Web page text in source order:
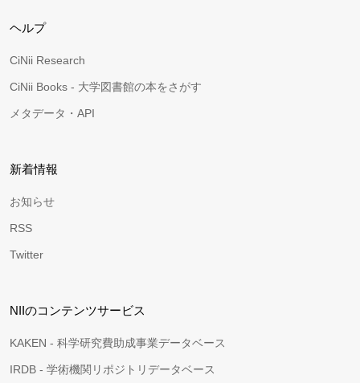
ヘルプ
CiNii Research
CiNii Books - 大学図書館の本をさがす
メタデータ・API
新着情報
お知らせ
RSS
Twitter
NIIのコンテンツサービス
KAKEN - 科学研究費助成事業データベース
IRDB - 学術機関リポジトリデータベース